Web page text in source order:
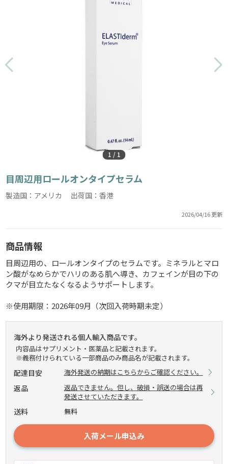
1 / 1
目周辺用ロールオンタイプセラム
製造国：アメリカ 出荷国：香港
2026/04/16 更新
商品情報
目周辺用の、ロールオンタイプのセラムです。ミネラルとマロ
ン酸がなめらかでハリのある肌へ導き、カフェインが目の下の
クマが目立たなくなるようサポートします。
※使用期限：2026年09月（次回入荷時期未定）
海外より発送される個人輸入商品です。
内容品はサプリメント・医薬品と記載されます。
※義務付けられている一部商品のみ商品名が記載されます。
配達目安 海外発送の納期はこちらからご確認ください。
返品
返品できません。但し、破損・誤送の場合は再
発送させていただきます。
送料 無料
入荷メール申込み